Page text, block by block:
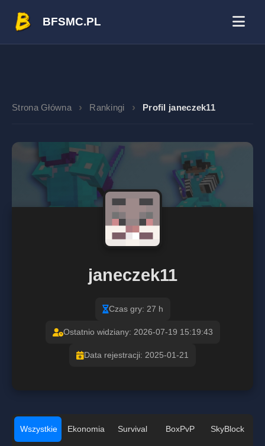
BFSMC.PL
Strona Główna Rankingi Profil janeczek11
janeczek11
Czas gry: 27 h
Ostatnio widziany: 2026-07-19 15:19:43
Data rejestracji: 2025-01-21
Wszystkie Ekonomia Survival BoxPvP SkyBlock